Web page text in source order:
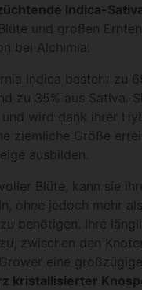
Indica-
und großen
bei Alchimia!
Indica besteht zu
zu 35% aus Sativa.
wird dank ihrer
ziemliche Größe
ausbilden.
Blüte, kann sie
ohne jedoch mehr als
zu benötigen. Ihre
zwischen den
eine
kristallisierter